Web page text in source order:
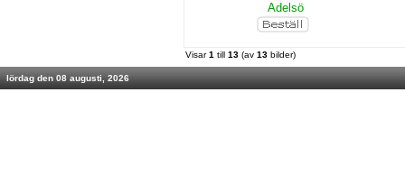
Adelsö
Visar1 till 13 (av 13 bilder)
lördag den 08 augusti, 2026